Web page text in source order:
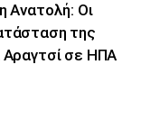
Ανατολή: Οι
της
σε ΗΠΑ